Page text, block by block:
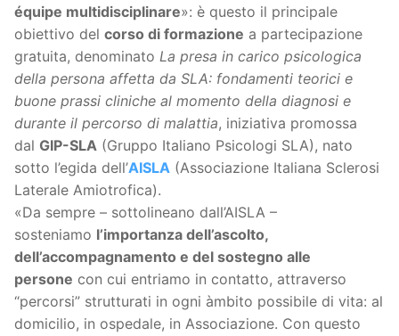
équipe multidisciplinare»: è questo il principale
obiettivo del corso di formazione a partecipazione
gratuita, denominato La presa in carico psicologica
della persona affetta da SLA: fondamenti teorici e
buone prassi cliniche al momento della diagnosi e
durante il percorso di malattia, iniziativa promossa
dal GIP-SLA (Gruppo Italiano Psicologi SLA), nato
sotto l’egida dell’AISLA (Associazione Italiana Sclerosi
Laterale Amiotrofica).
«Da sempre – sottolineano dall’AISLA –
sosteniamo l’importanza dell’ascolto,
dell’accompagnamento e del sostegno alle
persone con cui entriamo in contatto, attraverso
“percorsi” strutturati in ogni àmbito possibile di vita: al
domicilio, in ospedale, in Associazione. Con questo